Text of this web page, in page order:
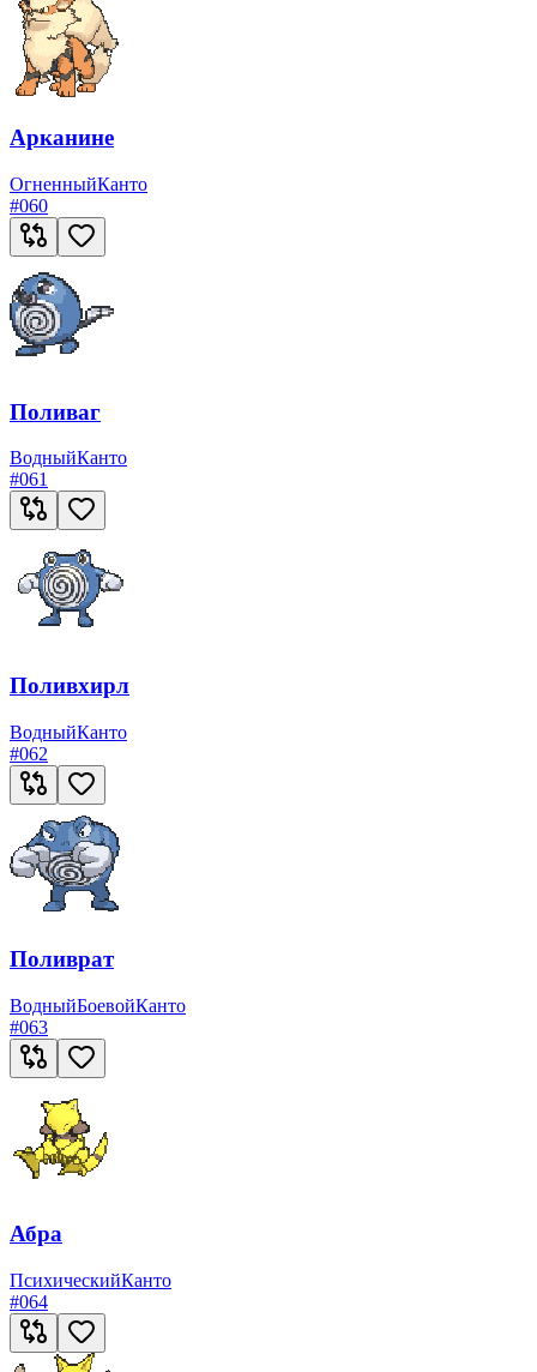
Арканине
ОгненныйКанто
#060
Поливаг
ВодныйКанто
#061
Поливхирл
ВодныйКанто
#062
Поливрат
ВодныйБоевойКанто
#063
Абра
ПсихическийКанто
#064